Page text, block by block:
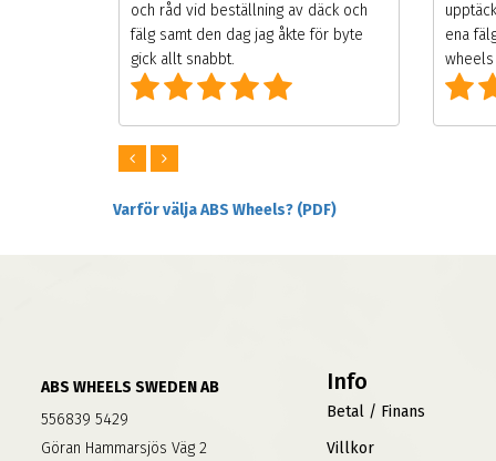
och råd vid beställning av däck och
fälg samt den dag jag åkte för byte
gick allt snabbt.
ena
Varför välja ABS Wheels? (PDF)
ABS WHEELS SWEDEN AB
556839 5429
Göran Hammarsjös Väg 2
Info
Betal / Finans
Villkor